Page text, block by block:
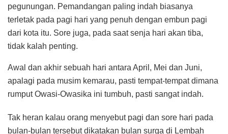
pegunungan. Pemandangan paling indah biasanya
terletak pada pagi hari yang penuh dengan embun pagi
dari kota itu. Sore juga, pada saat senja hari akan tiba,
tidak kalah penting.
Awal dan akhir sebuah hari antara April, Mei dan Juni,
apalagi pada musim kemarau, pasti tempat-tempat dimana
rumput Owasi-Owasika ini tumbuh, pasti sangat indah.
Tak heran kalau orang menyebut pagi dan sore hari pada
bulan-bulan tersebut dikatakan bulan surga di Lembah